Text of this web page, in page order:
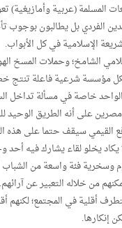
المسلمة (عربية
الفردي بل يطالبون بوجوب
الإسلامية في كل الأبواب.
الشامخ؛ وحملات المسخ
مؤسسة شرعية فاعلة تنتج
خاصة في مسألة تداخل
على أنه الطريق الوحيد
القيمي سيقف حتما على
يكاد يخلو لقاء يشارك فيه
وسخرية فئة واسعة من
من خلاله التعبير عن آرائهم.
أقلية في المجتمع؛
إنكارها.